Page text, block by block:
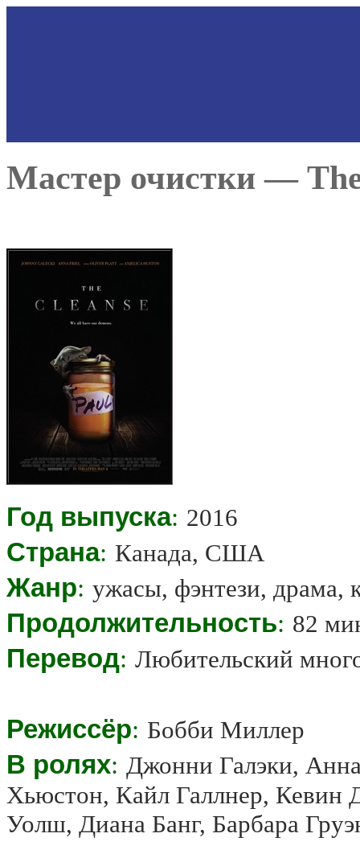
Мастер очистки —
Год выпуска: 2016
Страна: Канада, США
Жанр: ужасы, фэнтези, драма,
Продолжительность: 82
Перевод: Любительский
Режиссёр: Бобби Миллер
В ролях: Джонни Галэки,
Хьюстон, Кайл Галлнер, Кевин
Уолш, Диана Банг, Барбара